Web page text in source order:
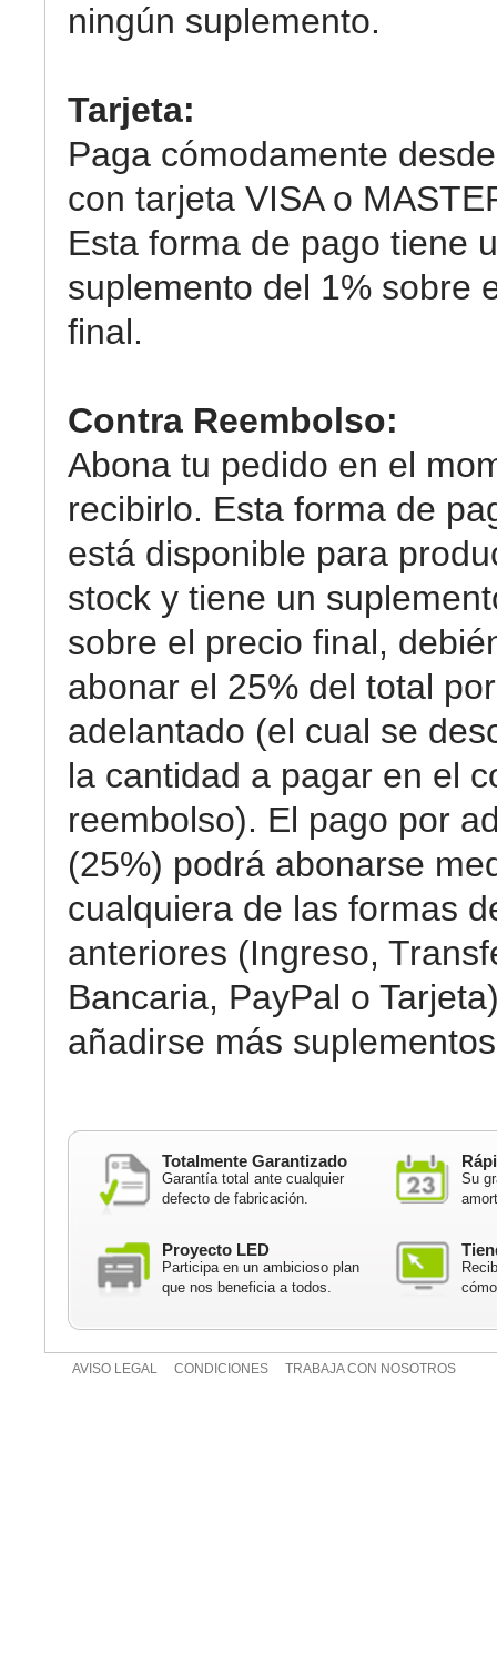
ningún suplemento.
Tarjeta:
Paga cómodamente
con tarjeta VISA o
Esta forma de pago tiene
suplemento del 1% sobre
final.
Contra Reembolso:
Abona tu pedido en el
recibirlo. Esta forma de
está disponible para
stock y tiene un
sobre el precio final,
abonar el 25% del total por
adelantado (el cual se
la cantidad a pagar en el
reembolso). El pago por
(25%) podrá abonarse
cualquiera de las formas
anteriores (Ingreso,
Bancaria, PayPal o
añadirse más
Totalmente Garantizado
Garantía total ante cualquier
defecto de fabricación.
Su
Proyecto LED
Participa en un ambicioso plan
que nos beneficia a todos.
AVISO LEGAL CONDICIONES TRABAJA CON NOSOTROS